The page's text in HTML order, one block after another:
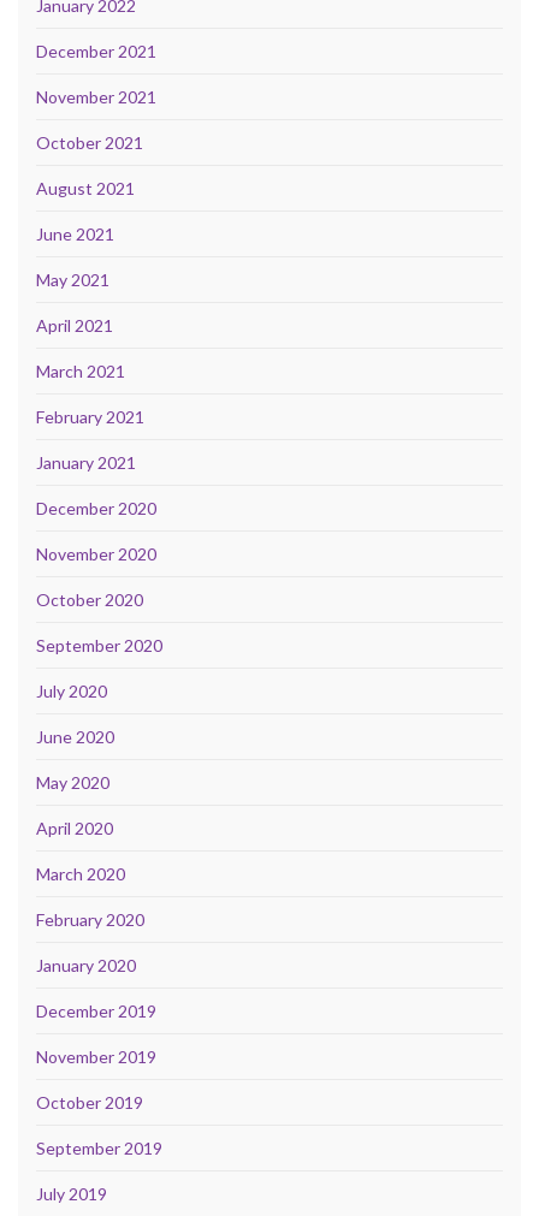
January 2022
December 2021
November 2021
October 2021
August 2021
June 2021
May 2021
April 2021
March 2021
February 2021
January 2021
December 2020
November 2020
October 2020
September 2020
July 2020
June 2020
May 2020
April 2020
March 2020
February 2020
January 2020
December 2019
November 2019
October 2019
September 2019
July 2019